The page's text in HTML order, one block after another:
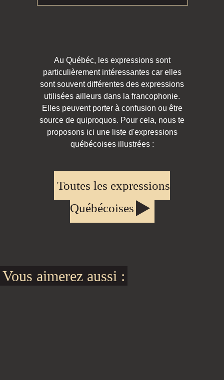
Au Québéc, les expressions sont
particulièrement intéressantes car elles
sont souvent différentes des expressions
utilisées ailleurs dans la francophonie.
Elles peuvent porter à confusion ou être
source de quiproquos. Pour cela, nous te
proposons ici une liste d'expressions
québécoises illustrées :
Toutes les expressions
Québécoises
Vous aimerez aussi :